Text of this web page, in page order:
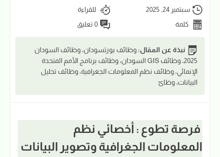
سبتمبر 24, 2025
للقراءة
كلمة
0 تعليق
نبذة عن المقال: وظائف بورتسودان، وظائف السودان
2025، وظائف GIS السودان، وظائف برنامج الأمم المتحدة
الإنمائي، وظائف نظم المعلومات الجغرافية، وظائف تحليل
البيانات، وظائ
فرصة تطوع : أخصائي نظم
المعلومات الجغرافية وتصوير البيانات